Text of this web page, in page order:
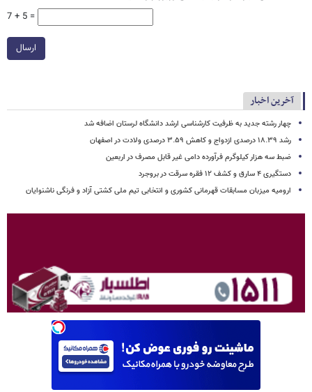
7 + 5 =
ارسال
آخرین اخبار
چهار رشته جدید به ظرفیت کارشناسی ارشد دانشگاه لرستان اضافه شد
رشد ۱۸.۳۹ درصدی ازدواج و کاهش ۳.۵۹ درصدی ولادت در اصفهان
ضبط سه هزار کیلوگرم فرآورده دامی غیر قابل مصرف در اربعین
دستگیری ۴ سارق و کشف ۱۲ فقره سرقت در بروجرد
ارومیه میزبان مسابقات قهرمانی کشوری و انتخابی تیم ملی کشتی آزاد و فرنگی ناشنوایان